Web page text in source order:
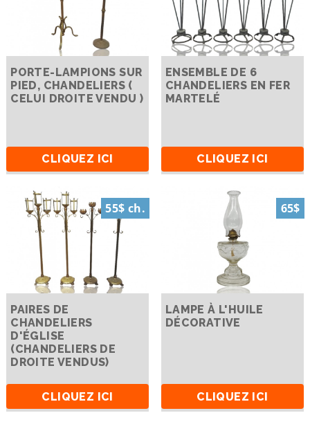
PORTE-LAMPIONS SUR
PIED, CHANDELIERS (
CELUI DROITE VENDU )
CLIQUEZ ICI
ENSEMBLE DE 6
CHANDELIERS EN FER
MARTELÉ
CLIQUEZ ICI
55$ ch.
PAIRES DE
CHANDELIERS
D'ÉGLISE
(CHANDELIERS DE
DROITE VENDUS)
CLIQUEZ ICI
65$
LAMPE À L'HUILE
DÉCORATIVE
CLIQUEZ ICI